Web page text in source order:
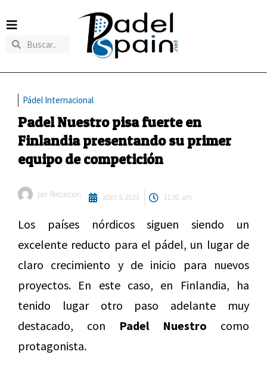
Pádel Internacional
Padel Nuestro pisa fuerte en
Finlandia presentando su primer
equipo de competición
por Redaccion abril 5, 2023 11:30 am
Los países nórdicos siguen siendo un
excelente reducto para el pádel, un lugar de
claro crecimiento y de inicio para nuevos
proyectos. En este caso, en Finlandia, ha
tenido lugar otro paso adelante muy
destacado, con Padel Nuestro como
protagonista.